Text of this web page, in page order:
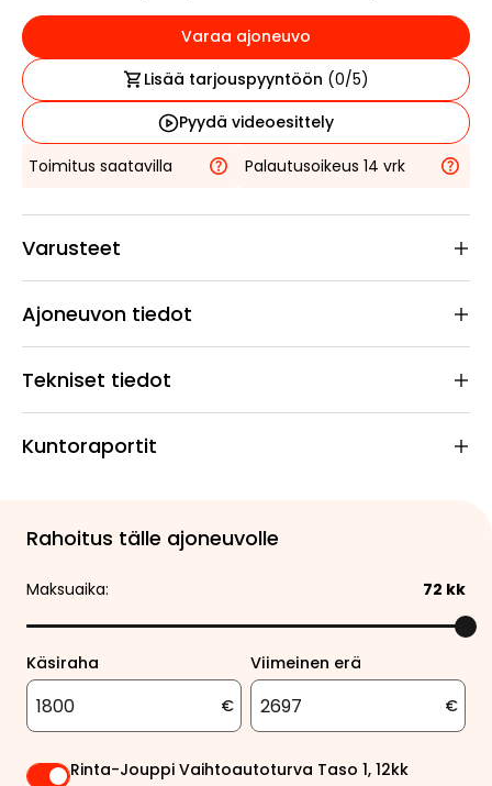
Varaa ajoneuvo
Lisää tarjouspyyntöön (0/5)
Pyydä videoesittely
Toimitus saatavilla
Palautusoikeus 14 vrk
Varusteet
Ajoneuvon tiedot
Tekniset tiedot
Kuntoraportit
Rahoitus tälle ajoneuvolle
Maksuaika: 72 kk
Käsiraha
€
Viimeinen erä
€
Rinta-Jouppi Vaihtoautoturva Taso 1, 12kk